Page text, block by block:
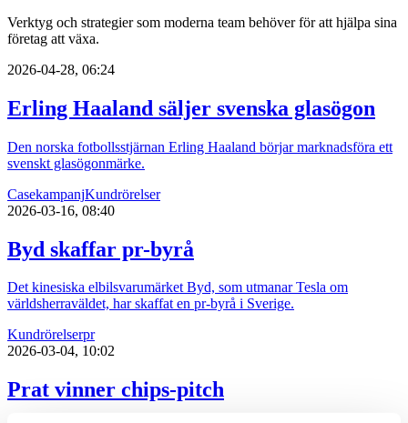
Verktyg och strategier som moderna team behöver för att hjälpa sina
företag att växa.
2026-04-28, 06:24
Erling Haaland säljer svenska glasögon
Den norska fotbollsstjärnan Erling Haaland börjar marknadsföra ett
svenskt glasögonmärke.
CasekampanjKundrörelser
2026-03-16, 08:40
Byd skaffar pr-byrå
Det kinesiska elbilsvarumärket Byd, som utmanar Tesla om
världsherraväldet, har skaffat en pr-byrå i Sverige.
Kundrörelserpr
2026-03-04, 10:02
Prat vinner chips-pitch